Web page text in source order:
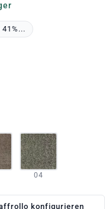
04
konfigurieren